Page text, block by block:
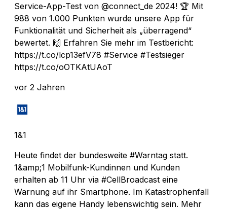
Service-App-Test von @connect_de 2024! 🏆 Mit
988 von 1.000 Punkten wurde unsere App für
Funktionalität und Sicherheit als „überragend“
bewertet. 🙌 Erfahren Sie mehr im Testbericht:
https://t.co/lcp13efV78 #Service #Testsieger
https://t.co/oOTKAtUAoT
vor 2 Jahren
1&1
Heute findet der bundesweite #Warntag statt.
1&amp;1 Mobilfunk-Kundinnen und Kunden
erhalten ab 11 Uhr via #CellBroadcast eine
Warnung auf ihr Smartphone. Im Katastrophenfall
kann das eigene Handy lebenswichtig sein. Mehr